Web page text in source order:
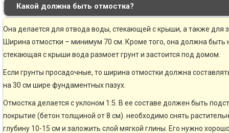
Какой должна быть отмостка?
Она делается для отвода воды, стекающей с крыши, а также для
Ширина отмостки – минимум 70 см. Кроме того, она должна быть
стекающая с крыши вода размоет грунт и застоится под домом.
Если грунты просадочные, то ширина отмостки должна
на 30 см шире фундаментных пазух.
Отмостка делается с уклоном 1:5. В ее составе должен быть
покрытие (бетон толщиной от 8 см). необходимо снять
глубину 10-15 см и заложить слой мягкой глины. Его нужно